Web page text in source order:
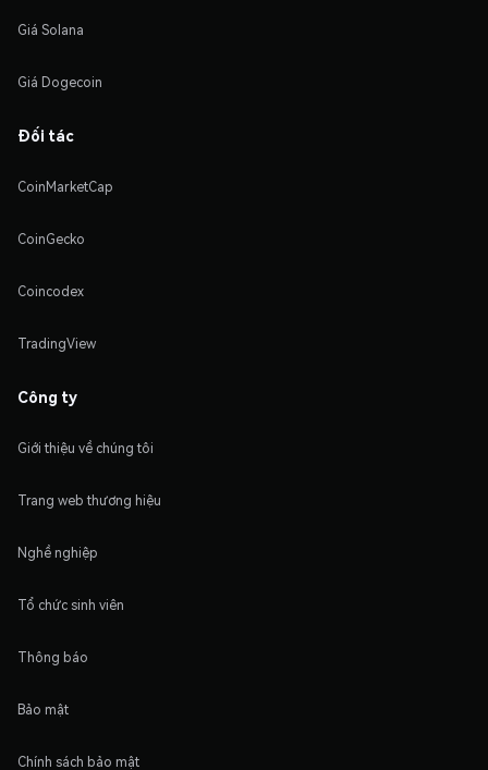
Giá Solana
Giá Dogecoin
Đối tác
CoinMarketCap
CoinGecko
Coincodex
TradingView
Công ty
Giới thiệu về chúng tôi
Trang web thương hiệu
Nghề nghiệp
Tổ chức sinh viên
Thông báo
Bảo mật
Chính sách bảo mật